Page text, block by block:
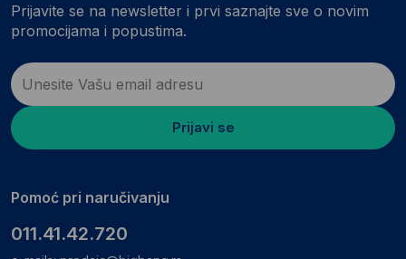
Prijavite se na newsletter i prvi saznajte sve o novim
promocijama i popustima.
Prijavi se
Pomoć pri naručivanju
011.41.42.720